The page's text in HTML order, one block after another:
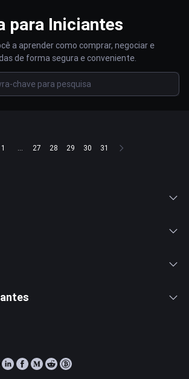
para Iniciantes
a aprender como comprar, negociar e
de forma segura e conveniente.
1 ... 27 28 29 30 31